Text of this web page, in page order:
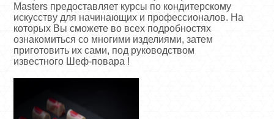
Masters предоставляет курсы по кондитерскому
искусству для начинающих и профессионалов. На
которых Вы сможете во всех подробностях
ознакомиться со многими изделиями, затем
приготовить их сами, под руководством
известного Шеф-повара !